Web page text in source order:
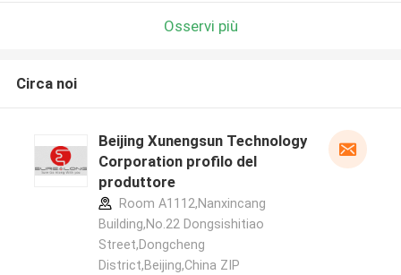
Osservi più
Circa noi
Beijing Xunengsun Technology
Corporation profilo del
produttore
Room A1112,Nanxincang
Building,No.22 Dongsishitiao
Street,Dongcheng
District,Beijing,China ZIP